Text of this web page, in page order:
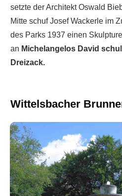
setzte der Architekt Oswald
Mitte schuf Josef Wackerle im
des Parks 1937 einen
an Michelangelos David
Dreizack.
Wittelsbacher